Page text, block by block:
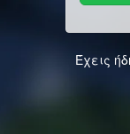
Έχεις